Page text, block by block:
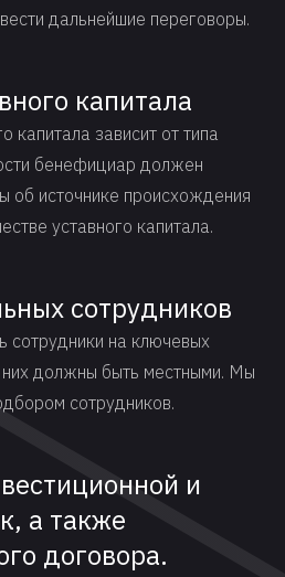
дальнейшие переговоры.
капитала
капитала зависит от типа
бенефициар должен
об источнике происхождения
уставного капитала.
сотрудников
сотрудники на ключевых
них должны быть местными. Мы
сотрудников.
и
а также
договора.